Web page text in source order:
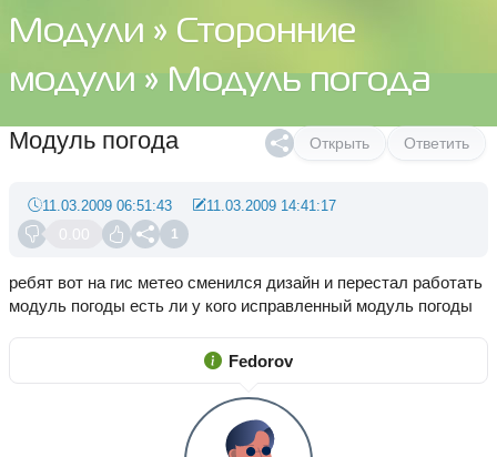
Модули » Сторонние
модули » Модуль погода
Открыть Ответить
Модуль погода
0.00 1
11.03.2009 06:51:43 11.03.2009 14:41:17
ребят вот на гис метео сменился дизайн и перестал работать
модуль погоды есть ли у кого исправленный модуль погоды
Fedorov